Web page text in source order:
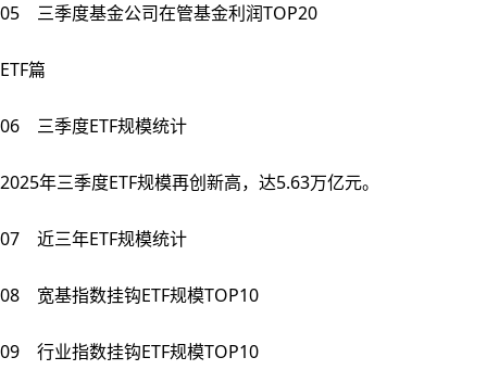
05 三季度基金公司在管基金利润TOP20
ETF篇
06 三季度ETF规模统计
2025年三季度ETF规模再创新高，达5.63万亿元。
07 近三年ETF规模统计
08 宽基指数挂钩ETF规模TOP10
09 行业指数挂钩ETF规模TOP10